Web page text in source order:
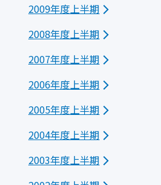
2009年度上半期
2008年度上半期
2007年度上半期
2006年度上半期
2005年度上半期
2004年度上半期
2003年度上半期